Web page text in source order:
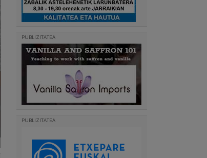
PUBLIZITATEA
PUBLIZITATEA